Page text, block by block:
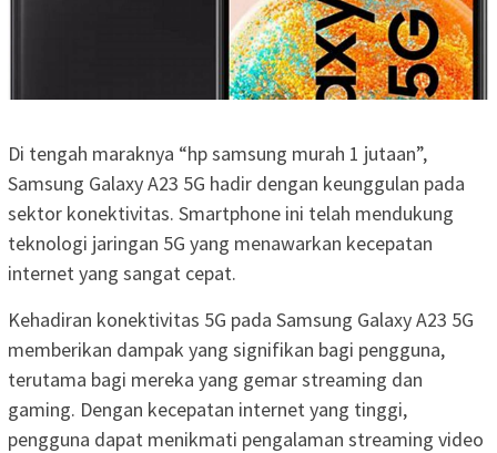
Di tengah maraknya “hp samsung murah 1 jutaan”,
Samsung Galaxy A23 5G hadir dengan keunggulan pada
sektor konektivitas. Smartphone ini telah mendukung
teknologi jaringan 5G yang menawarkan kecepatan
internet yang sangat cepat.
Kehadiran konektivitas 5G pada Samsung Galaxy A23 5G
memberikan dampak yang signifikan bagi pengguna,
terutama bagi mereka yang gemar streaming dan
gaming. Dengan kecepatan internet yang tinggi,
pengguna dapat menikmati pengalaman streaming video